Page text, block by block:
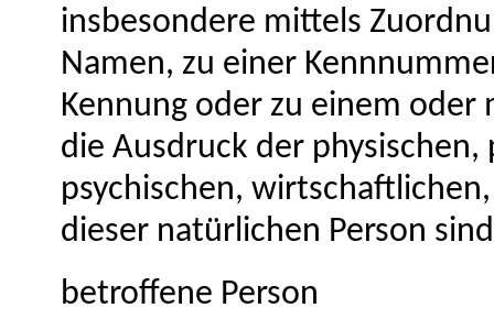
insbesondere mittels
Namen, zu einer
Kennung oder zu einem
die Ausdruck der
psychischen,
dieser natürlichen Person
betroffene Person